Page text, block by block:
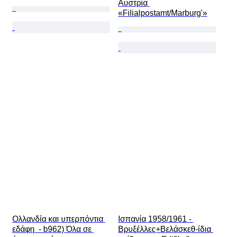
Αυστρία
«Filialpostamt/Marburg'»
Ολλανδία και υπερπόντια
εδάφη  - b962) Όλα σε
Ισπανία 1958/1961 -
Βρυξέλλες+Βελάσκεθ-ίδια